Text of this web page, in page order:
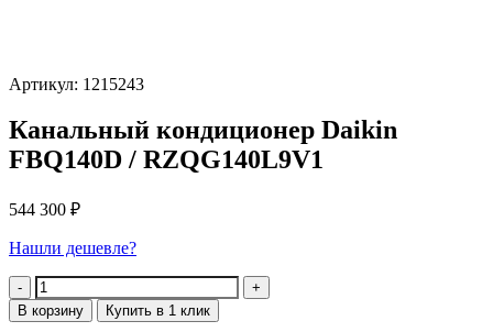
Артикул: 1215243
Канальный кондиционер Daikin
FBQ140D / RZQG140L9V1
544 300 ₽
Нашли дешевле?
Количество
В корзину Купить в 1 клик